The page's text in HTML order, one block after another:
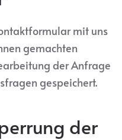
mit uns
gemachten
der Anfrage
gespeichert.
der